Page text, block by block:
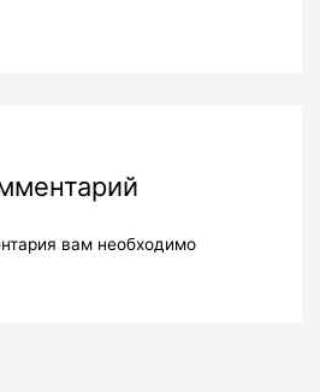
вам необходимо